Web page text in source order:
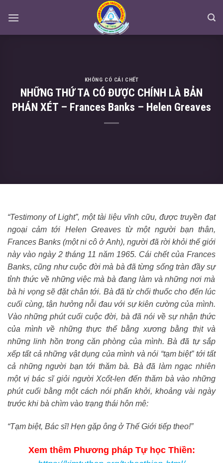
KHÔNG CÓ CÁI CHẾT
NHỮNG THỨ TA CÓ ĐƯỢC CHÍNH LÀ BẢN
PHÁN XÉT – Frances Banks – Helen Greaves
“Testimony of Light”, một tài liệu vĩnh cữu, được truyền đạt
ngoại cảm tới Helen Greavestừmột người bạn thân,
Frances Banks (một ni côởAnh), người đã rời khỏi thế giới
nàyvào ngày 2 tháng 11 năm 1965. Cái chết của Frances
Banks, cũng như cuộc đời mà bà đã từng sống tràn đầy sự
tỉnh thức về những việc mà bà đang làm và những nơi mà
bà hi vọng sẽ đặt chân tới. Bà đã từ chối thuốc cho đến lúc
cuối cùng,tận hưởngnỗi đau với sự kiên cường của mình.
Vào những phút cuối cuộc đời, bà đã nói về sự nhận thức
của mình về những thực thể bằng xương bằng thịt và
những linh hồn trong căn phòng của mình. Bà đã tự sắp
xếp tất cả những vật dụng của mình và nói “tạm biệt” tới tất
cả những người bạn tới thăm bà. Bà đã làm ngạc nhiên
một vị bác sĩ giỏi người Xcốt-len đến thăm bà vào những
phút cuối bằng một cách nói phấn khởi, khoảng vài ngày
trước khi bà chìm vào trạng thái hôn mê:
“Tạm biệt, Bác sĩ! Hẹn gặp ông ở Thế Giới tiếp theo!”
Xem thêm Phương pháp Tự học Thiền: